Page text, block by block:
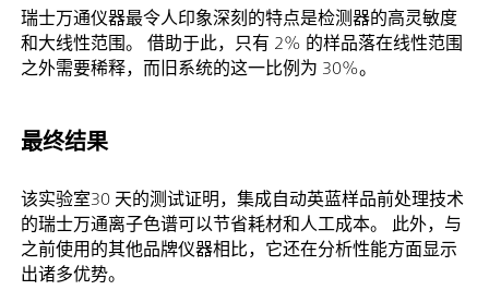
瑞士万通仪器最令人印象深刻的特点是检测器的高灵敏度
和大线性范围。 借助于此，只有 2% 的样品落在线性范围
之外需要稀释，而旧系统的这一比例为 30%。
最终结果
该实验室30 天的测试证明，集成自动英蓝样品前处理技术
的瑞士万通离子色谱可以节省耗材和人工成本。 此外，与
之前使用的其他品牌仪器相比，它还在分析性能方面显示
出诸多优势。